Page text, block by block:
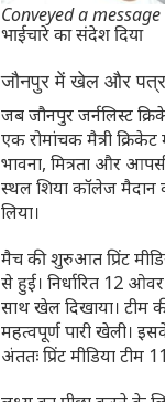
Conveyed a
भाईचारे का संदेश दिया
जौनपुर में खेल और
जब जौनपुर जर्नलिस्ट
एक रोमांचक मैत्री
भावना, मित्रता और
स्थल शिया कॉलेज मैदान
लिया।
मैच की शुरुआत प्रिंट
से हुई। निर्धारित 12
साथ खेल दिखाया। टीम
महत्वपूर्ण पारी खेली।
अंततः प्रिंट मीडिया